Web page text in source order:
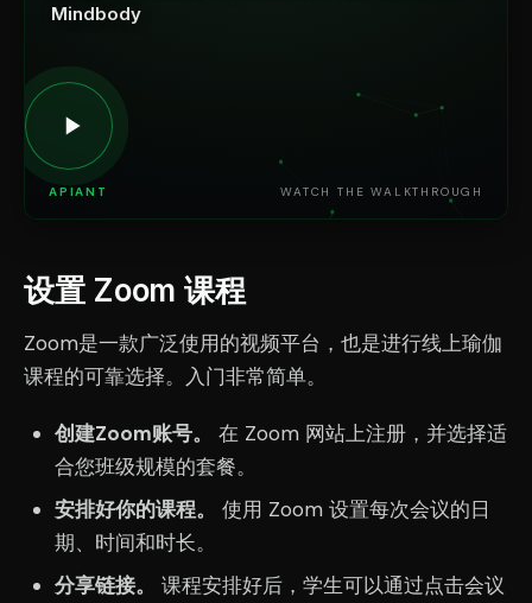
Mindbody
APIANT WATCH THE WALKTHROUGH
设置 Zoom 课程
Zoom是一款广泛使用的视频平台，也是进行线上瑜伽
课程的可靠选择。入门非常简单。
创建Zoom账号。
在 Zoom 网站上注册，并选择适
合您班级规模的套餐。
安排好你的课程。
使用 Zoom 设置每次会议的日
期、时间和时长。
分享链接。
课程安排好后，学生可以通过点击会议